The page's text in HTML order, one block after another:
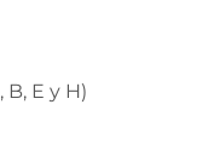
E y H)